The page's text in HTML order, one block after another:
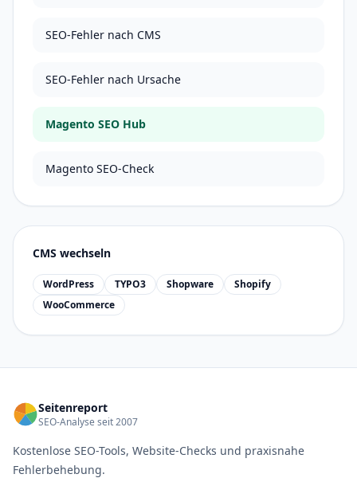
SEO-Fehler nach CMS
SEO-Fehler nach Ursache
Magento SEO Hub
Magento SEO-Check
CMS wechseln
WordPress TYPO3 Shopware
Shopify
WooCommerce
Seitenreport
SEO-Analyse seit 2007
Kostenlose SEO-Tools, Website-Checks und praxisnahe
Fehlerbehebung.